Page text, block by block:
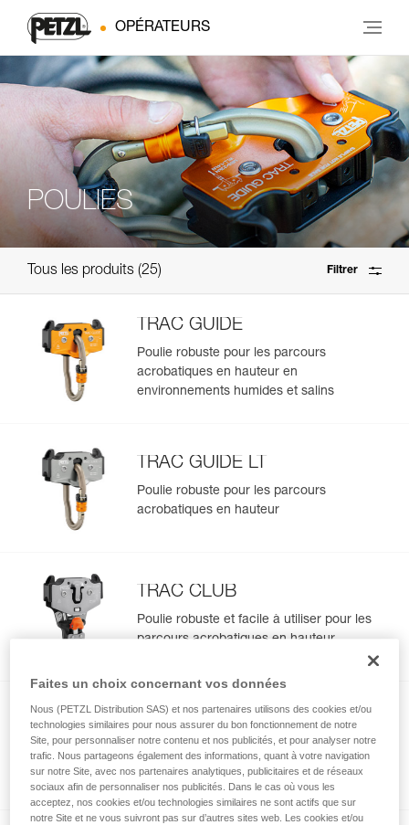
OPÉRATEURS
POULIES
Tous les produits 25 Filtrer
TRAC GUIDE
Poulie robuste pour les parcours
acrobatiques en hauteur en
environnements humides et salins
TRAC GUIDE LT
Poulie robuste pour les parcours
acrobatiques en hauteur
TRAC CLUB
Poulie robuste et facile à utiliser pour les
parcours acrobatiques en hauteur
Mousqueton TRAC GUIDE
Mousqueton de rechange pour poulies
TRAC GUIDE et TRAC GUIDE LT
Faites un choix concernant vos données
Nous (PETZL Distribution SAS) et nos partenaires utilisons des cookies et/ou
technologies similaires pour nous assurer du bon fonctionnement de notre
Site, pour personnaliser notre contenu et nos publicités, et pour analyser notre
trafic. Nous partageons également des informations, quant à votre navigation
sur notre Site, avec nos partenaires analytiques, publicitaires et de réseaux
sociaux afin de personnaliser nos publicités. Dans le cas où vous les
acceptez, nos cookies et/ou technologies similaires ne sont actifs que sur
notre Site et ne vous suivront pas sur d’autres sites web. Les cookies et/ou